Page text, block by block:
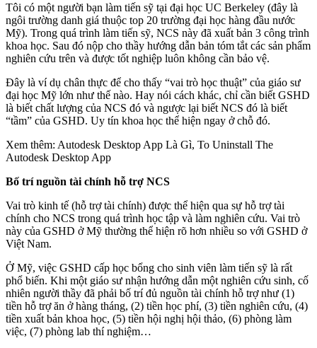
Tôi có một người bạn làm tiến sỹ tại đại học UC Berkeley (đây là
ngôi trường danh giá thuộc top 20 trường đại học hàng đầu nước
Mỹ). Trong quá trình làm tiến sỹ, NCS này đã xuất bản 3 công trình
khoa học. Sau đó nộp cho thầy hướng dẫn bản tóm tắt các sản phẩm
nghiên cứu trên và được tốt nghiệp luôn không cần bảo vệ.
Đây là ví dụ chân thực để cho thấy “vai trò học thuật” của giáo sư
đại học Mỹ lớn như thế nào. Hay nói cách khác, chỉ cần biết GSHD
là biết chất lượng của NCS đó và ngược lại biết NCS đó là biết
“tầm” của GSHD. Uy tín khoa học thể hiện ngay ở chỗ đó.
Xem thêm: Autodesk Desktop App Là Gì, To Uninstall The
Autodesk Desktop App
Bố trí nguồn tài chính hỗ trợ NCS
Vai trò kinh tế (hỗ trợ tài chính) được thể hiện qua sự hỗ trợ tài
chính cho NCS trong quá trình học tập và làm nghiên cứu. Vai trò
này của GSHD ở Mỹ thường thể hiện rõ hơn nhiều so với GSHD ở
Việt Nam.
Ở Mỹ, việc GSHD cấp học bổng cho sinh viên làm tiến sỹ là rất
phổ biến. Khi một giáo sư nhận hướng dẫn một nghiên cứu sinh, cố
nhiên người thầy đã phải bố trí đủ nguồn tài chính hỗ trợ như (1)
tiền hỗ trợ ăn ở hàng tháng, (2) tiền học phí, (3) tiền nghiên cứu, (4)
tiền xuất bản khoa học, (5) tiền hội nghị hội thảo, (6) phòng làm
việc, (7) phòng lab thí nghiệm…